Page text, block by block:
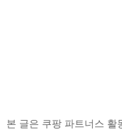
본 글은 쿠팡 파트너스 활